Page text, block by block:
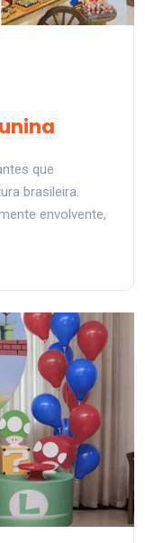
que
brasileira.
envolvente,